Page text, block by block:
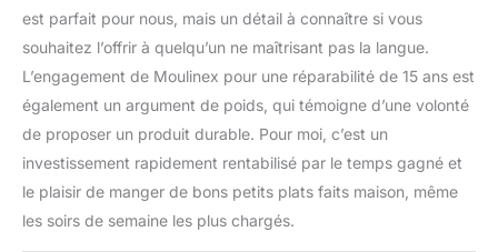
est parfait pour nous, mais un détail à connaître si vous
souhaitez l’offrir à quelqu’un ne maîtrisant pas la langue.
L’engagement de Moulinex pour une réparabilité de 15 ans est
également un argument de poids, qui témoigne d’une volonté
de proposer un produit durable. Pour moi, c’est un
investissement rapidement rentabilisé par le temps gagné et
le plaisir de manger de bons petits plats faits maison, même
les soirs de semaine les plus chargés.